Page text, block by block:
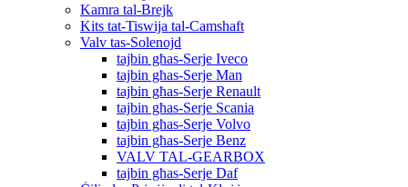
Kamra tal-Brejk
Kits tat-Tiswija tal-Camshaft
Valv tas-Solenojd
tajbin għas-Serje Iveco
tajbin għas-Serje Man
tajbin għas-Serje Renault
tajbin għas-Serje Scania
tajbin għas-Serje Volvo
tajbin għas-Serje Benz
VALV TAL-GEARBOX
tajbin għas-Serje Daf